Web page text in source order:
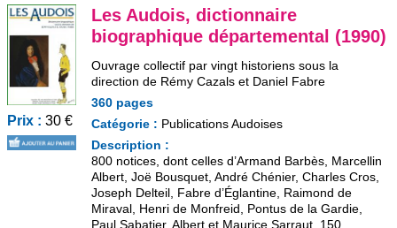
Prix : 30 €
Les Audois, dictionnaire
biographique départemental (1990)
Ouvrage collectif par vingt historiens sous la
direction de Rémy Cazals et Daniel Fabre
360 pages
Catégorie : Publications Audoises
Description :
800 notices, dont celles d’Armand Barbès, Marcellin
Albert, Joë Bousquet, André Chénier, Charles Cros,
Joseph Delteil, Fabre d’Églantine, Raimond de
Miraval, Henri de Monfreid, Pontus de la Gardie,
Paul Sabatier, Albert et Maurice Sarraut. 150